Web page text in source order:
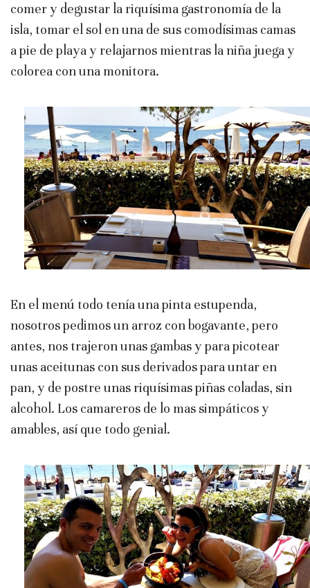
comer y degustar la riquísima gastronomía de la
isla, tomar el sol en una de sus comodísimas camas
a pie de playa y relajarnos mientras la niña juega y
colorea con una monitora.
En el menú todo tenía una pinta estupenda,
nosotros pedimos un arroz con bogavante, pero
antes, nos trajeron unas gambas y para picotear
unas aceitunas con sus derivados para untar en
pan, y de postre unas riquísimas piñas coladas, sin
alcohol. Los camareros de lo mas simpáticos y
amables, así que todo genial.